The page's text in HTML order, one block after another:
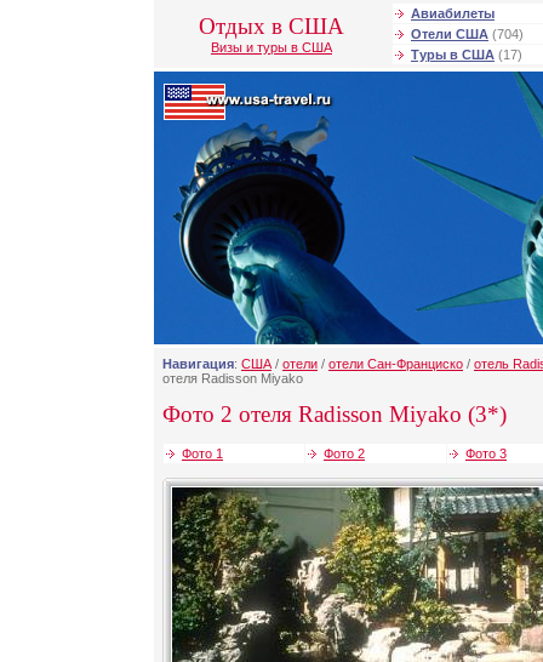
Отдых в США
Визы и туры в США
Авиабилеты
Отели США (704)
Туры в США (17)
Навигация: США / отели / отели Сан-Франциско / отель
отеля Radisson Miyako
Фото 2 отеля Radisson Miyako (3*)
Фото 1 Фото 2 Фото 3